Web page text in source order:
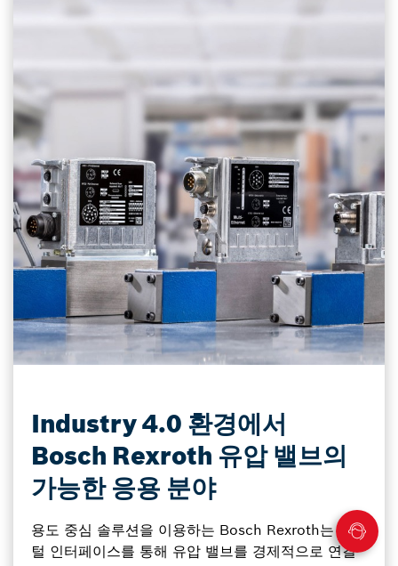
Industry 4.0 환경에서
Bosch Rexroth 유압 밸브의
가능한 응용 분야
용도 중심 솔루션을 이용하는 Bosch Rexroth는 디지
털 인터페이스를 통해 유압 밸브를 경제적으로 연결